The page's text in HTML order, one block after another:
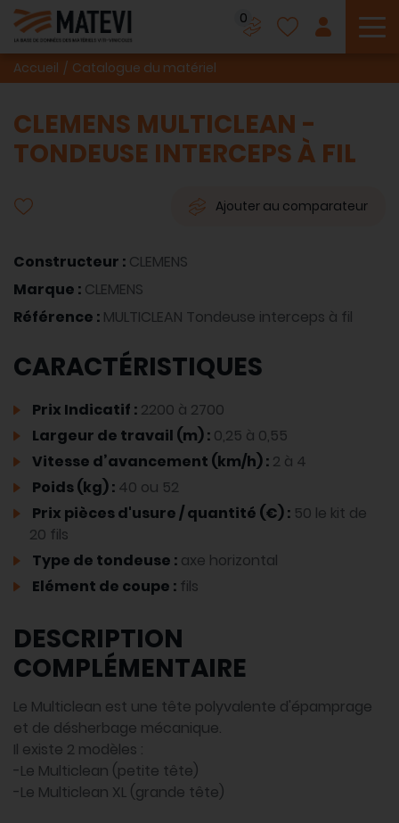
0
Accueil Catalogue du matériel
CLEMENS MULTICLEAN -
TONDEUSE INTERCEPS À FIL
Ajouter au comparateur
Constructeur : CLEMENS
Marque : CLEMENS
Référence : MULTICLEAN Tondeuse interceps à fil
CARACTÉRISTIQUES
Prix Indicatif : 2200 à 2700
Largeur de travail (m) : 0,25 à 0,55
Vitesse d’avancement (km/h) : 2 à 4
Poids (kg) : 40 ou 52
Prix pièces d'usure / quantité (€) : 50 le kit de
20 fils
Type de tondeuse : axe horizontal
Elément de coupe : fils
DESCRIPTION
COMPLÉMENTAIRE
Le Multiclean est une tête polyvalente d'épamprage
et de désherbage mécanique.
Il existe 2 modèles :
-Le Multiclean (petite tête)
-Le Multiclean XL (grande tête)